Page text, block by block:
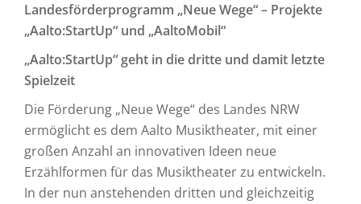
Landesförderprogramm „Neue Wege“ – Projekte
„Aalto:StartUp“ und „AaltoMobil“
„Aalto:StartUp“ geht in die dritte und damit letzte
Spielzeit
Die Förderung „Neue Wege“ des Landes NRW
ermöglicht es dem Aalto Musiktheater, mit einer
großen Anzahl an innovativen Ideen neue
Erzählformen für das Musiktheater zu entwickeln.
In der nun anstehenden dritten und gleichzeitig